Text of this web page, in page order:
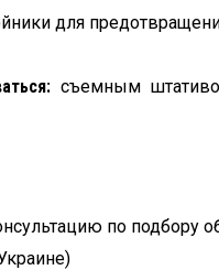
для
съемным
по подбору